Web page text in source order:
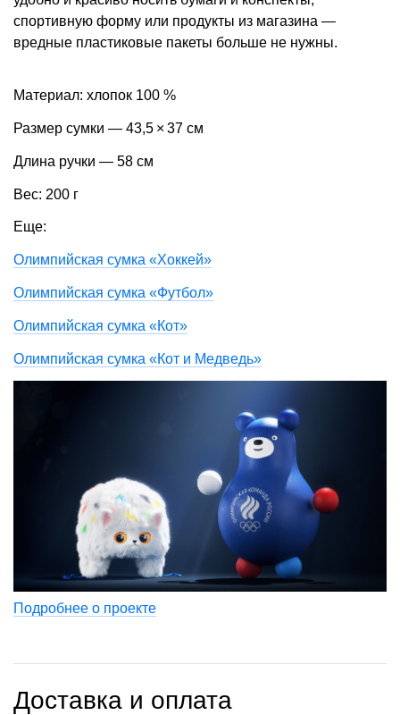
спортивную форму или продукты из магазина —
вредные пластиковые пакеты больше не нужны.
Материал: хлопок 100 %
Размер сумки — 43,5 × 37 см
Длина ручки — 58 см
Вес: 200 г
Еще:
Олимпийская сумка «Хоккей»
Олимпийская сумка «Футбол»
Олимпийская сумка «Кот»
Олимпийская сумка «Кот и Медведь»
Подробнее о проекте
Доставка и оплата